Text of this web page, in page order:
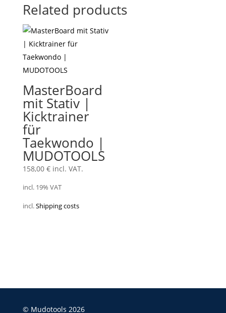
Related products
MasterBoard
mit Stativ |
Kicktrainer
für
Taekwondo |
MUDOTOOLS
158,00 € incl. VAT.
incl. 19% VAT
incl.Shipping costs
© Mudotools 2026